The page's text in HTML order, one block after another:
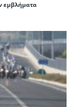
εμβλήματα